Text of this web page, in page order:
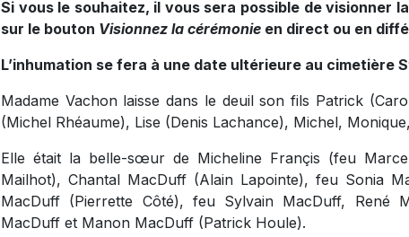
Si vous le souhaitez, il vous sera possible de visionner
sur le bouton Visionnez la cérémonie en direct ou en
L’inhumation se fera à une date ultérieure au cimetière
Madame Vachon laisse dans le deuil son fils Patrick
(Michel Rhéaume), Lise (Denis Lachance), Michel,
Elle était la belle-sœur de Micheline Françis (feu
Mailhot), Chantal MacDuff (Alain Lapointe), feu Sonia
MacDuff (Pierrette Côté), feu Sylvain MacDuff, René
MacDuff et Manon MacDuff (Patrick Houle).